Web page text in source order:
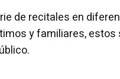
de recitales en
y familiares,